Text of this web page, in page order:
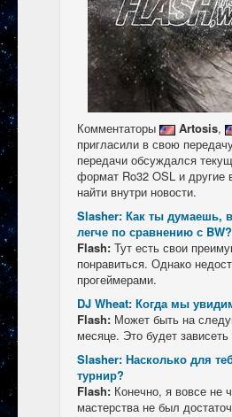
Комментаторы Artosis,
пригласили в свою
передачи обсуждался
формат Ro32 OSL и другие
найти внутри новости.
Slasher: Как ты думаешь,
легче по сравнению с BW?
Flash: Тут есть свои
понравиться. Однако
прогеймерами.
DJ Wheat: Когда мы
Flash: Может быть на
месяце. Это будет
Slasher: Насколько для
турнир?
Flash: Конечно, я вовсе не
мастерства не был